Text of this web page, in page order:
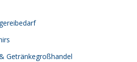
Getränkegroßhandel